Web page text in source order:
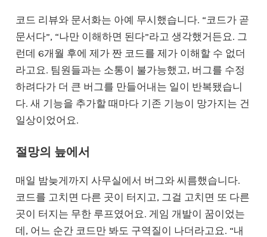
코드 리뷰와 문서화는 아예 무시했습니다. “코드가 곧
문서다”, “나만 이해하면 된다”라고 생각했거든요. 그
런데 6개월 후에 제가 짠 코드를 제가 이해할 수 없더
라고요. 팀원들과는 소통이 불가능했고, 버그를 수정
하려다가 더 큰 버그를 만들어내는 일이 반복됐습니
다. 새 기능을 추가할 때마다 기존 기능이 망가지는 건
일상이었어요.
절망의 늪에서
매일 밤늦게까지 사무실에서 버그와 씨름했습니다.
코드를 고치면 다른 곳이 터지고, 그걸 고치면 또 다른
곳이 터지는 무한 루프였어요. 게임 개발이 꿈이었는
데, 어느 순간 코드만 봐도 구역질이 나더라고요. “내